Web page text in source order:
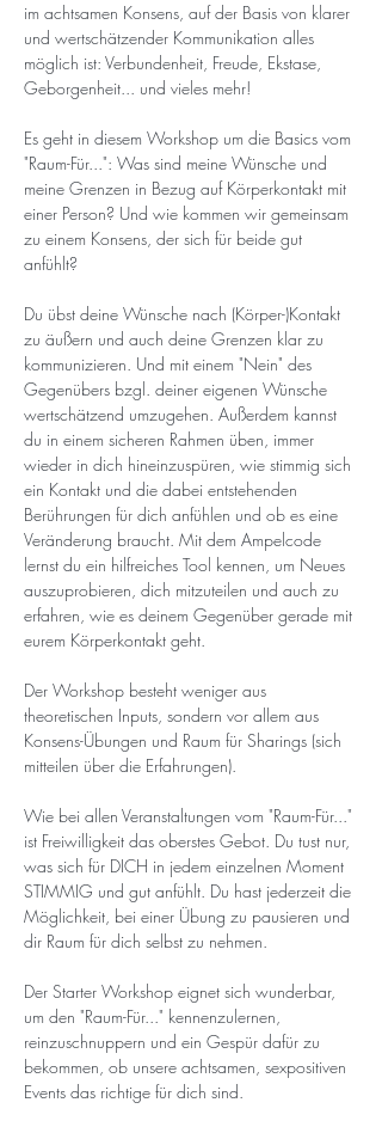
im achtsamen Konsens, auf der Basis von klarer
und wertschätzender Kommunikation alles
möglich ist: Verbundenheit, Freude, Ekstase,
Geborgenheit... und vieles mehr!
Es geht in diesem Workshop um die Basics vom
"Raum-Für...": Was sind meine Wünsche und
meine Grenzen in Bezug auf Körperkontakt mit
einer Person? Und wie kommen wir gemeinsam
zu einem Konsens, der sich für beide gut
anfühlt?
Du übst deine Wünsche nach (Körper-)Kontakt
zu äußern und auch deine Grenzen klar zu
kommunizieren. Und mit einem "Nein" des
Gegenübers bzgl. deiner eigenen Wünsche
wertschätzend umzugehen. Außerdem kannst
du in einem sicheren Rahmen üben, immer
wieder in dich hineinzuspüren, wie stimmig sich
ein Kontakt und die dabei entstehenden
Berührungen für dich anfühlen und ob es eine
Veränderung braucht. Mit dem Ampelcode
lernst du ein hilfreiches Tool kennen, um Neues
auszuprobieren, dich mitzuteilen und auch zu
erfahren, wie es deinem Gegenüber gerade mit
eurem Körperkontakt geht.
Der Workshop besteht weniger aus
theoretischen Inputs, sondern vor allem aus
Konsens-Übungen und Raum für Sharings (sich
mitteilen über die Erfahrungen).
Wie bei allen Veranstaltungen vom "Raum-Für..."
ist Freiwilligkeit das oberstes Gebot. Du tust nur,
was sich für DICH in jedem einzelnen Moment
STIMMIG und gut anfühlt. Du hast jederzeit die
Möglichkeit, bei einer Übung zu pausieren und
dir Raum für dich selbst zu nehmen.
Der Starter Workshop eignet sich wunderbar,
um den "Raum-Für..." kennenzulernen,
reinzuschnuppern und ein Gespür dafür zu
bekommen, ob unsere achtsamen, sexpositiven
Events das richtige für dich sind.